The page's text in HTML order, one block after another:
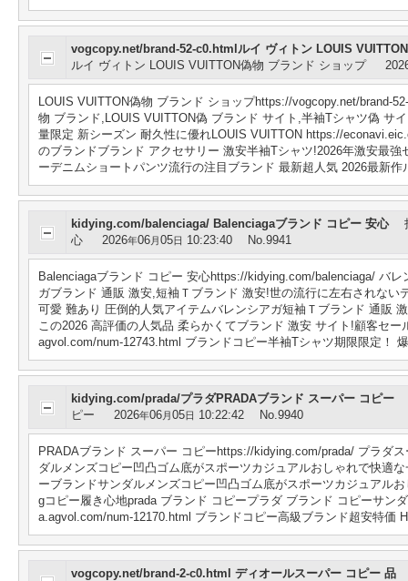
vogcopy.net/brand-52-c0.htmlルイ ヴィトン LOUIS
ルイ ヴィトン LOUIS VUITTON偽物 ブランド ショップ
LOUIS VUITTON偽物 ブランド ショップhttps://vogcopy.net/brand-
物 ブランド,LOUIS VUITTON偽 ブランド サイト,半袖Tシャツ偽 サ
量限定 新シーズン 耐久性に優れLOUIS VUITTON https://
のブランドブランド アクセサリー 激安半袖Tシャツ!2026年激安最
ーデニムショートパンツ流行の注目ブランド 最新超人気 2026最新
kidying.com/balenciaga/ Balenciagaブランド コピー 安心
心
2026年06月05日 10:23:40 No.9941
Balenciagaブランド コピー 安心https://kidying.com/balenciaga/ バ
ガブランド 通販 激安,短袖Ｔブランド 激安!世の流行に左右されな
可愛 難あり 圧倒的人気アイテムバレンシアガ短袖Ｔブランド 通販
この2026 高評価の人気品 柔らかくてブランド 激安 サイト!顧客セ
agvol.com/num-12743.html ブランドコピー半袖Tシャツ期限限定！
kidying.com/prada/プラダPRADAブランド スーパー コピー
ピー
2026年06月05日 10:22:42 No.9940
PRADAブランド スーパー コピーhttps://kidying.com/prada/ プラダ
ダルメンズコピー凹凸ゴム底がスポーツカジュアルおしゃれで快適
ーブランドサンダルメンズコピー凹凸ゴム底がスポーツカジュアル
gコピー履き心地prada ブランド コピープラダ ブランド コピーサン
a.agvol.com/num-12170.html ブランドコピー高級ブランド超安特価
vogcopy.net/brand-2-c0.html ディオールスーパー コピー 品